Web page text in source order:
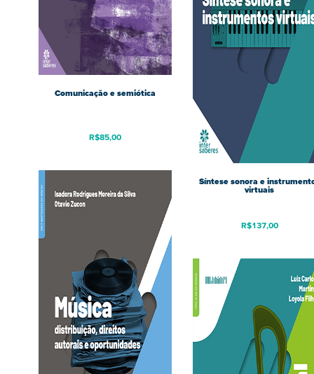
Comunicação e semiótica
R$85,00
Síntese sonora e
virtuais
R$137,00